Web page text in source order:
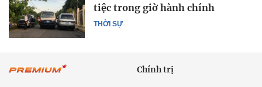
THỜI SỰ
tiệc trong giờ hành chính
Chính trị